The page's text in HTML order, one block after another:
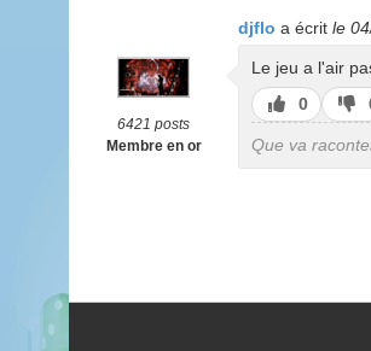
6421 posts
Membre en or
djflo a écrit le
Le jeu a l'air
J’aime
0
Que va